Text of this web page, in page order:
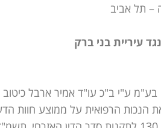
הנכות הרפואית על ממוצע חוות